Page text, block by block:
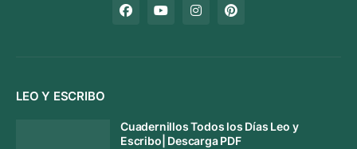
LEO Y ESCRIBO
Cuadernillos Todos los Días Leo y
Escribo| Descarga PDF